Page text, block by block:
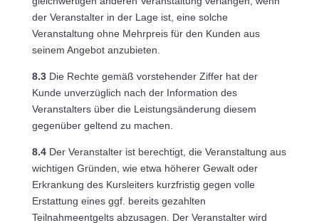
der Veranstalter in der Lage ist, eine solche
Veranstaltung ohne Mehrpreis für den Kunden aus
seinem Angebot anzubieten.
8.3Die Rechte gemäß vorstehender Ziffer hat der
Kunde unverzüglich nach der Information des
Veranstalters über die Leistungsänderung diesem
gegenüber geltend zu machen.
8.4Der Veranstalter ist berechtigt, die Veranstaltung aus
wichtigen Gründen, wie etwa höherer Gewalt oder
Erkrankung des Kursleiters kurzfristig gegen volle
Erstattung eines ggf. bereits gezahlten
Teilnahmeentgelts abzusagen. Der Veranstalter wird